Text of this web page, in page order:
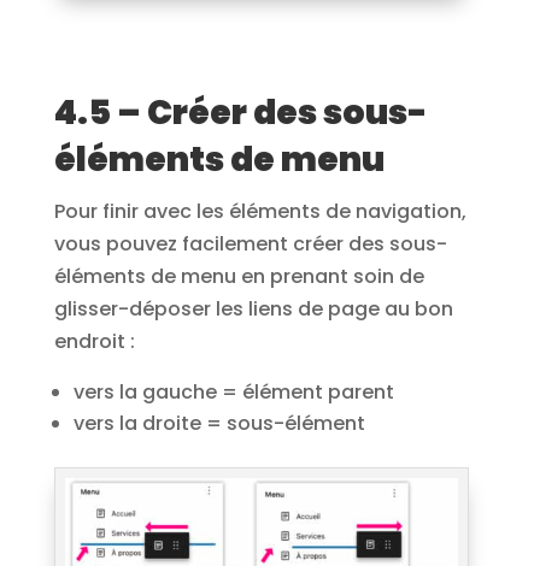
4.5 – Créer des sous-
éléments de menu
Pour finir avec les éléments de navigation,
vous pouvez facilement créer des sous-
éléments de menu en prenant soin de
glisser-déposer les liens de page au bon
endroit :
vers la gauche = élément parent
vers la droite = sous-élément